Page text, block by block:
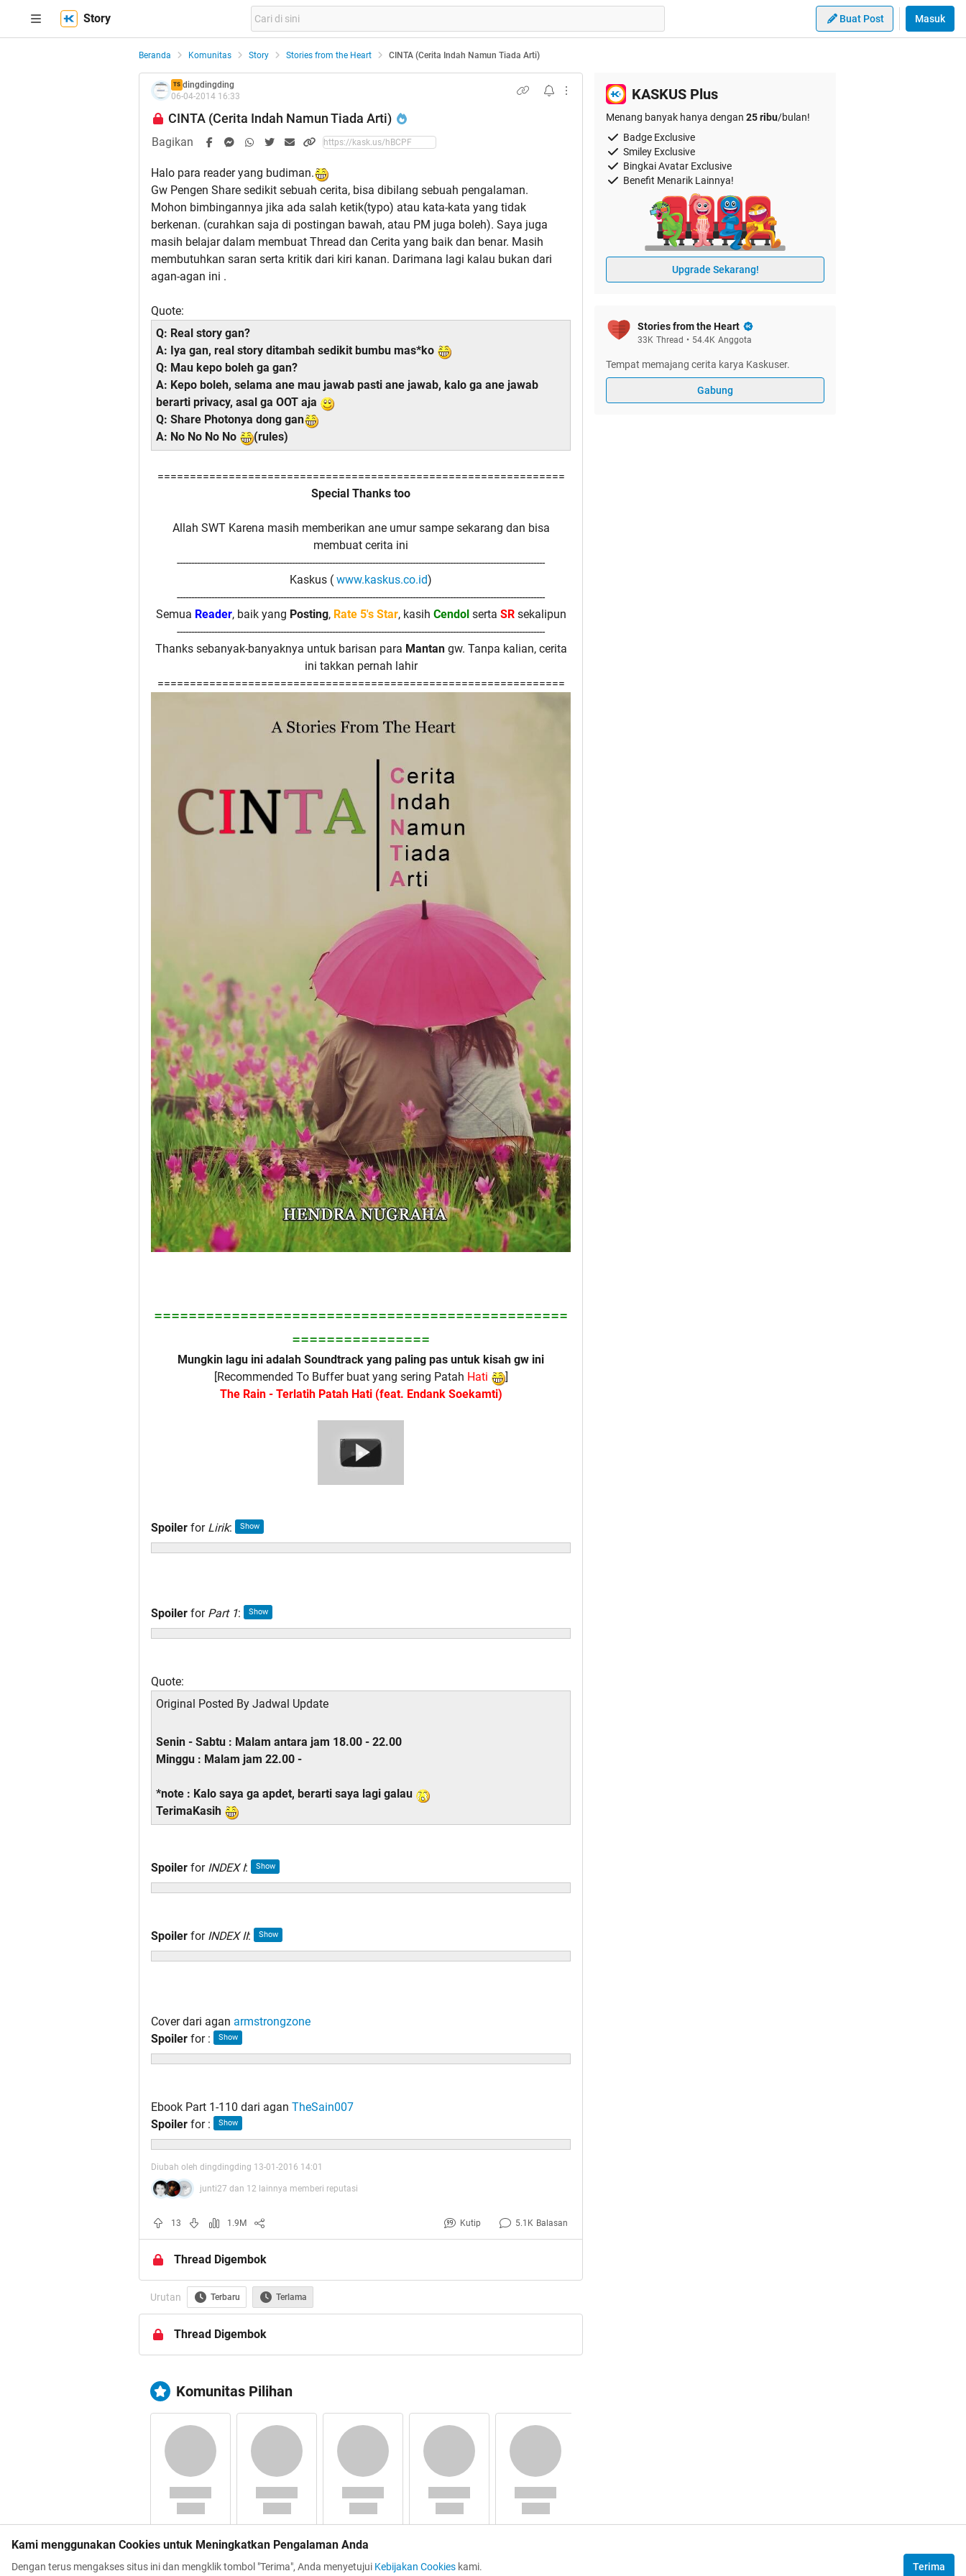
Story Buat Post Masuk
Beranda Komunitas Story Stories from the Heart CINTA (Cerita Indah Namun Tiada Arti)
TS dingdingding
06-04-2014 16:33
CINTA (Cerita Indah Namun Tiada Arti)
Bagikan
Halo para reader yang budiman.
Gw Pengen Share sedikit sebuah cerita, bisa dibilang sebuah pengalaman.
Mohon bimbingannya jika ada salah ketik(typo) atau kata-kata yang tidak
berkenan. (curahkan saja di postingan bawah, atau PM juga boleh). Saya juga
masih belajar dalam membuat Thread dan Cerita yang baik dan benar. Masih
membutuhkan saran serta kritik dari kiri kanan. Darimana lagi kalau bukan dari
agan-agan ini .
Quote:
Q: Real story gan?
A: Iya gan, real story ditambah sedikit bumbu mas*ko
Q: Mau kepo boleh ga gan?
A: Kepo boleh, selama ane mau jawab pasti ane jawab, kalo ga ane jawab
berarti privacy, asal ga OOT aja
Q: Share Photonya dong gan
A: No No No No
(rules)
===============================================================
Special Thanks too
Allah SWT Karena masih memberikan ane umur sampe sekarang dan bisa
membuat cerita ini
--------------------------------------------------------------------------------------------------------------------------------
Kaskus ( www.kaskus.co.id)
--------------------------------------------------------------------------------------------------------------------------------
Semua Reader, baik yang Posting, Rate 5's Star, kasih Cendol serta SRsekalipun
--------------------------------------------------------------------------------------------------------------------------------
Thanks sebanyak-banyaknya untuk barisan para Mantan gw. Tanpa kalian, cerita
ini takkan pernah lahir
===============================================================
================================================
================
Mungkin lagu ini adalah Soundtrack yang paling pas untuk kisah gw ini
[Recommended To Buffer buat yang sering Patah Hati
]
The Rain - Terlatih Patah Hati (feat. Endank Soekamti)
Spoiler for Lirik:
Spoiler for Part 1:
Quote:
Original Posted By Jadwal Update
Senin - Sabtu : Malam antara jam 18.00 - 22.00
Minggu : Malam jam 22.00 -
*note : Kalo saya ga apdet, berarti saya lagi galau
TerimaKasih
Spoiler for INDEX I:
Spoiler for INDEX II:
Cover dari agan armstrongzone
Spoiler for :
Ebook Part 1-110 dari agan TheSain007
Spoiler for :
Diubah oleh dingdingding 13-01-2016 14:01
junti27 dan 12 lainnya memberi reputasi
13 1.9M Kutip 5.1K Balasan
Thread Digembok
Urutan Terbaru Terlama
Thread Digembok
Komunitas Pilihan
KASKUS Plus
Menang banyak hanya dengan 25 ribu/bulan!
Badge Exclusive
Smiley Exclusive
Bingkai Avatar Exclusive
Benefit Menarik Lainnya!
Upgrade Sekarang!
Stories from the Heart
33K Thread • 54.4K Anggota
Tempat memajang cerita karya Kaskuser.
Gabung
Kami menggunakan Cookies untuk Meningkatkan Pengalaman Anda
Dengan terus mengakses situs ini dan mengklik tombol "Terima", Anda menyetujui Kebijakan Cookies kami. Terima
CINTA (Cerita Indah Namun Tiada Arti) | KASKUS